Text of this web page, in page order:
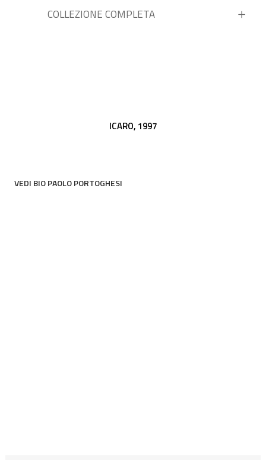
COLLEZIONE COMPLETA
ICARO, 1997
VEDI BIO PAOLO PORTOGHESI